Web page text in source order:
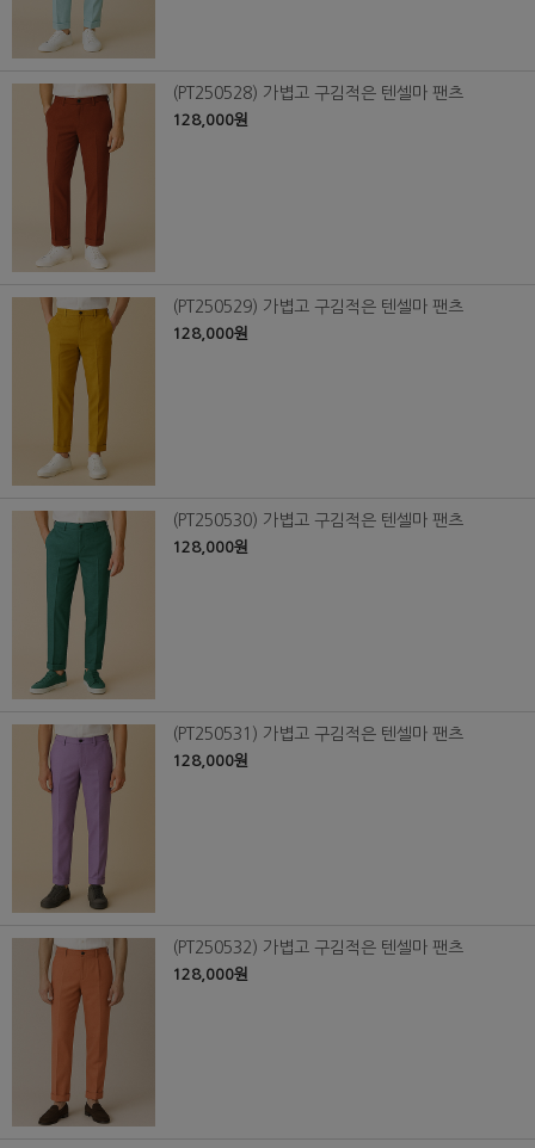
(PT250528) 가볍고 구김적은 텐셀마 팬츠
128,000원
(PT250529) 가볍고 구김적은 텐셀마 팬츠
128,000원
(PT250530) 가볍고 구김적은 텐셀마 팬츠
128,000원
(PT250531) 가볍고 구김적은 텐셀마 팬츠
128,000원
(PT250532) 가볍고 구김적은 텐셀마 팬츠
128,000원